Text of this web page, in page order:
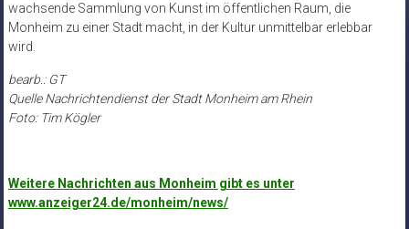
wachsende Sammlung von Kunst im öffentlichen Raum, die
Monheim zu einer Stadt macht, in der Kultur unmittelbar erlebbar
wird.
bearb.: GT
Quelle Nachrichtendienst der Stadt Monheim am Rhein
Foto: Tim Kögler
Weitere Nachrichten aus Monheim gibt es unter
www.anzeiger24.de/monheim/news/